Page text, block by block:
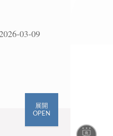
03-09
展開
OPEN